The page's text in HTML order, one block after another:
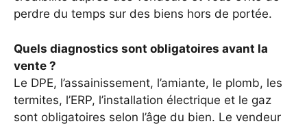
perdre du temps sur des biens hors de portée.
Quels diagnostics sont obligatoires avant la
vente ?
Le DPE, l’assainissement, l’amiante, le plomb, les
termites, l’ERP, l’installation électrique et le gaz
sont obligatoires selon l’âge du bien. Le vendeur